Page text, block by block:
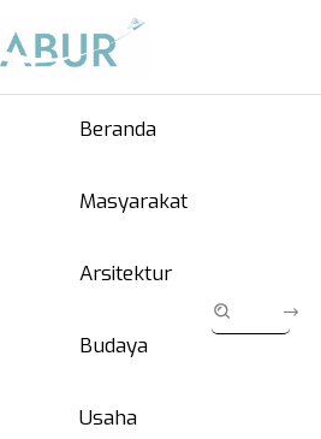
Beranda
Masyarakat
Arsitektur
Budaya
Usaha